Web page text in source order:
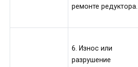
ремонте редуктора.
6. Износ или
разрушение